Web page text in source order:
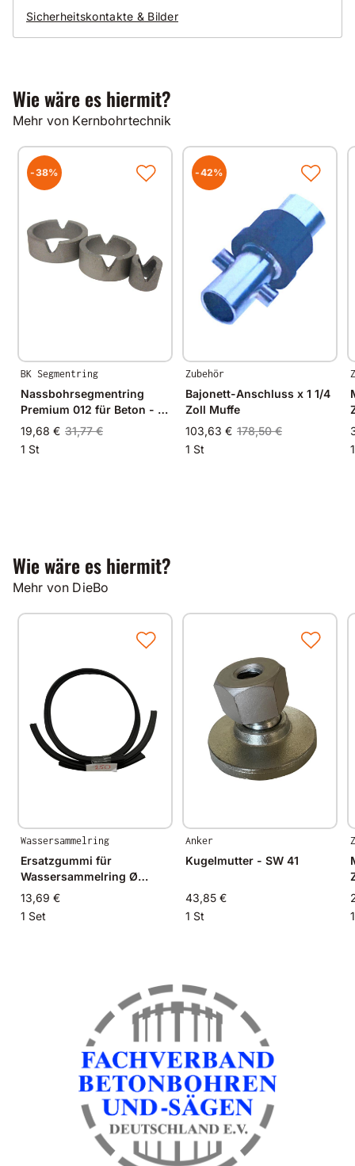
NL400mm
hochverdichteter Kalksandstein
Klinker
Nutzlängen
andere Nutzlängen auf Anfrage
Gut zu wissen
Alle unsere Produkte werden auf modernsten
Fertigungsmaschinen in Deutschland und im
angrenzenden West-Europa hergestellt.
Durch Verwendung hochwertiger Diamanten und
Bindungsmaterialien garantieren wir immer
Sicherheitskontakte & Bilder
Wie wäre es hiermit?
Mehr von Kernbohrtechnik
-38%
BK Segmentring
Nassbohrsegmentring
Premium 012 für Beton - Ø
18mm - 18/13mm
19,68 € 31,77 €
1 St
-42%
Zubehör
Bajonett-Anschluss x 1 1/4
Zoll Muffe
103,63 € 178,50 €
1 St
Wie wäre es hiermit?
Mehr von DieBo
Wassersammelring
Ersatzgummi für
Wassersammelring Ø
250mm
13,69 €
1 Set
Anker
Kugelmutter - SW 41
43,85 €
1 St